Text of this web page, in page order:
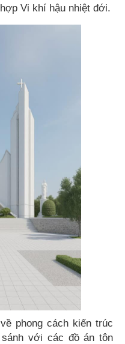
Vi khí hậu nhiệt đới.
phong cách kiến trúc
với các đồ án tôn